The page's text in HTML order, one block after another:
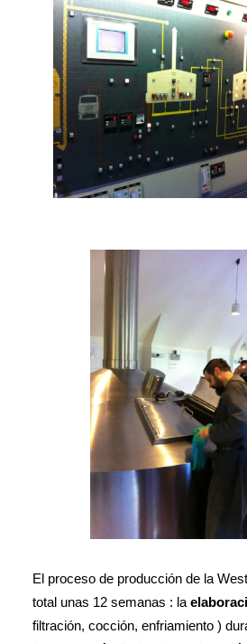
El proceso de producción de la
total unas 12 semanas : la
filtración, cocción, enfriamiento )